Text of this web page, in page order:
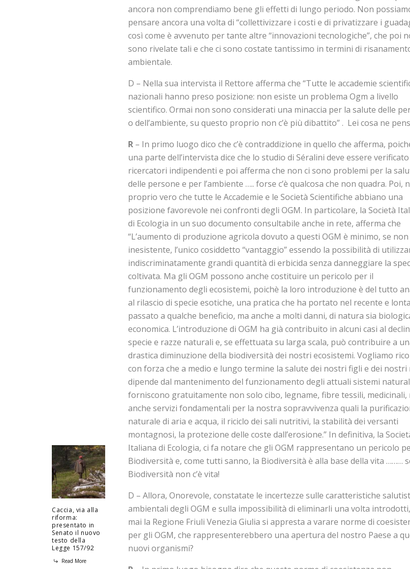
Caccia, via alla
riforma:
presentato in
Senato il nuovo
testo della
Legge 157/92
Read More
ancora non comprendiamo bene gli effetti di lungo periodo. Non
pensare ancora una volta di “collettivizzare i costi e di privatizzare i
così come è avvenuto per tante altre “innovazioni tecnologiche”, che poi
sono rivelate tali e che ci sono costate tantissimo in termini di
ambientale.
D – Nella sua intervista il Rettore afferma che “Tutte le accademie
nazionali hanno preso posizione: non esiste un problema Ogm a livello
scientifico. Ormai non sono considerati una minaccia per la salute delle
o dell’ambiente, su questo proprio non c’è più dibattito” . Lei cosa ne
R – In primo luogo dico che c’è contraddizione in quello che afferma,
una parte dell’intervista dice che lo studio di Séralini deve essere
ricercatori indipendenti e poi afferma che non ci sono problemi per la
delle persone e per l’ambiente ….. forse c’è qualcosa che non quadra. Poi,
proprio vero che tutte le Accademie e le Società Scientifiche abbiano una
posizione favorevole nei confronti degli OGM. In particolare, la Società
di Ecologia in un suo documento consultabile anche in rete, afferma che
“L’aumento di produzione agricola dovuto a questi OGM è minimo, se non
inesistente, l’unico cosiddetto “vantaggio” essendo la possibilità di
indiscriminatamente grandi quantità di erbicida senza danneggiare la
coltivata. Ma gli OGM possono anche costituire un pericolo per il
funzionamento degli ecosistemi, poichè la loro introduzione è del tutto
al rilascio di specie esotiche, una pratica che ha portato nel recente e
passato a qualche beneficio, ma anche a molti danni, di natura sia
economica. L’introduzione di OGM ha già contribuito in alcuni casi al
specie e razze naturali e, se effettuata su larga scala, può contribuire a
drastica diminuzione della biodiversità dei nostri ecosistemi. Vogliamo
con forza che a medio e lungo termine la salute dei nostri figli e dei
dipende dal mantenimento del funzionamento degli attuali sistemi
forniscono gratuitamente non solo cibo, legname, fibre tessili, medicinali,
anche servizi fondamentali per la nostra sopravvivenza quali la
naturale di aria e acqua, il riciclo dei sali nutritivi, la stabilità dei versanti
montagnosi, la protezione delle coste dall’erosione.” In definitiva, la
Italiana di Ecologia, ci fa notare che gli OGM rappresentano un pericolo
Biodiversità e, come tutti sanno, la Biodiversità è alla base della vita ………
Biodiversità non c’è vita!
D – Allora, Onorevole, constatate le incertezze sulle caratteristiche
ambientali degli OGM e sulla impossibilità di eliminarli una volta
mai la Regione Friuli Venezia Giulia si appresta a varare norme di
per gli OGM, che rappresenterebbero una apertura del nostro Paese a
nuovi organismi?